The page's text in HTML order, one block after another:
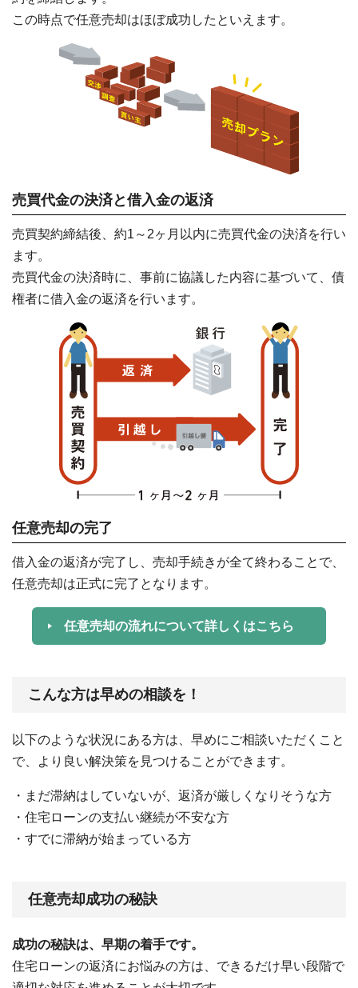
この時点で任意売却はほぼ成功したといえます。
売買代金の決済と借入金の返済
売買契約締結後、約1～2ヶ月以内に売買代金の決済を行い
ます。
売買代金の決済時に、事前に協議した内容に基づいて、債
権者に借入金の返済を行います。
任意売却の完了
借入金の返済が完了し、売却手続きが全て終わることで、
任意売却は正式に完了となります。
任意売却の流れについて詳しくはこちら
こんな方は早めの相談を！
以下のような状況にある方は、早めにご相談いただくこと
で、より良い解決策を見つけることができます。
・まだ滞納はしていないが、返済が厳しくなりそうな方
・住宅ローンの支払い継続が不安な方
・すでに滞納が始まっている方
任意売却成功の秘訣
成功の秘訣は、早期の着手です。
住宅ローンの返済にお悩みの方は、できるだけ早い段階で